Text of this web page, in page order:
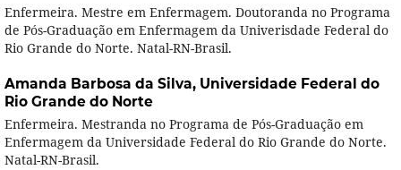
Enfermeira. Mestre em Enfermagem. Doutoranda no Programa
de Pós-Graduação em Enfermagem da Univerisdade Federal do
Rio Grande do Norte. Natal-RN-Brasil.
Amanda Barbosa da Silva, Universidade Federal do
Rio Grande do Norte
Enfermeira. Mestranda no Programa de Pós-Graduação em
Enfermagem da Universidade Federal do Rio Grande do Norte.
Natal-RN-Brasil.